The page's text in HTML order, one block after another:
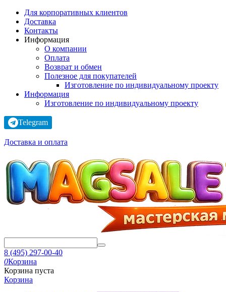
Для корпоративных клиентов
Доставка
Контакты
Информация
О компании
Оплата
Возврат и обмен
Полезное для покупателей
Изготовление по индивидуальному проекту
Информация
Изготовление по индивидуальному проекту
Telegram
Доставка и оплата
8 (495) 297-00-40
0Корзина
Корзина пуста
Корзина